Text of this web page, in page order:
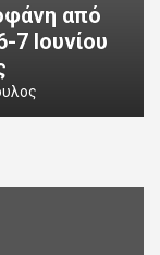
από
7 Ιουνίου